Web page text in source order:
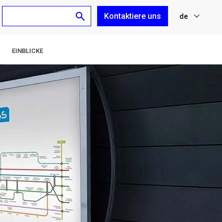
Kontaktiere uns de
EINBLICKE